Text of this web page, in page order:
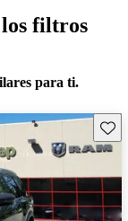
los filtros
para ti.